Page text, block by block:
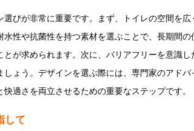
びが非常に重要です。まず、トイレの空間を
性や抗菌性を持つ素材を選ぶことで、長期間
が求められます。次に、バリアフリーを意識
ょう。デザインを選ぶ際には、専門家のアド
適さを両立させるための重要なステップです。
して